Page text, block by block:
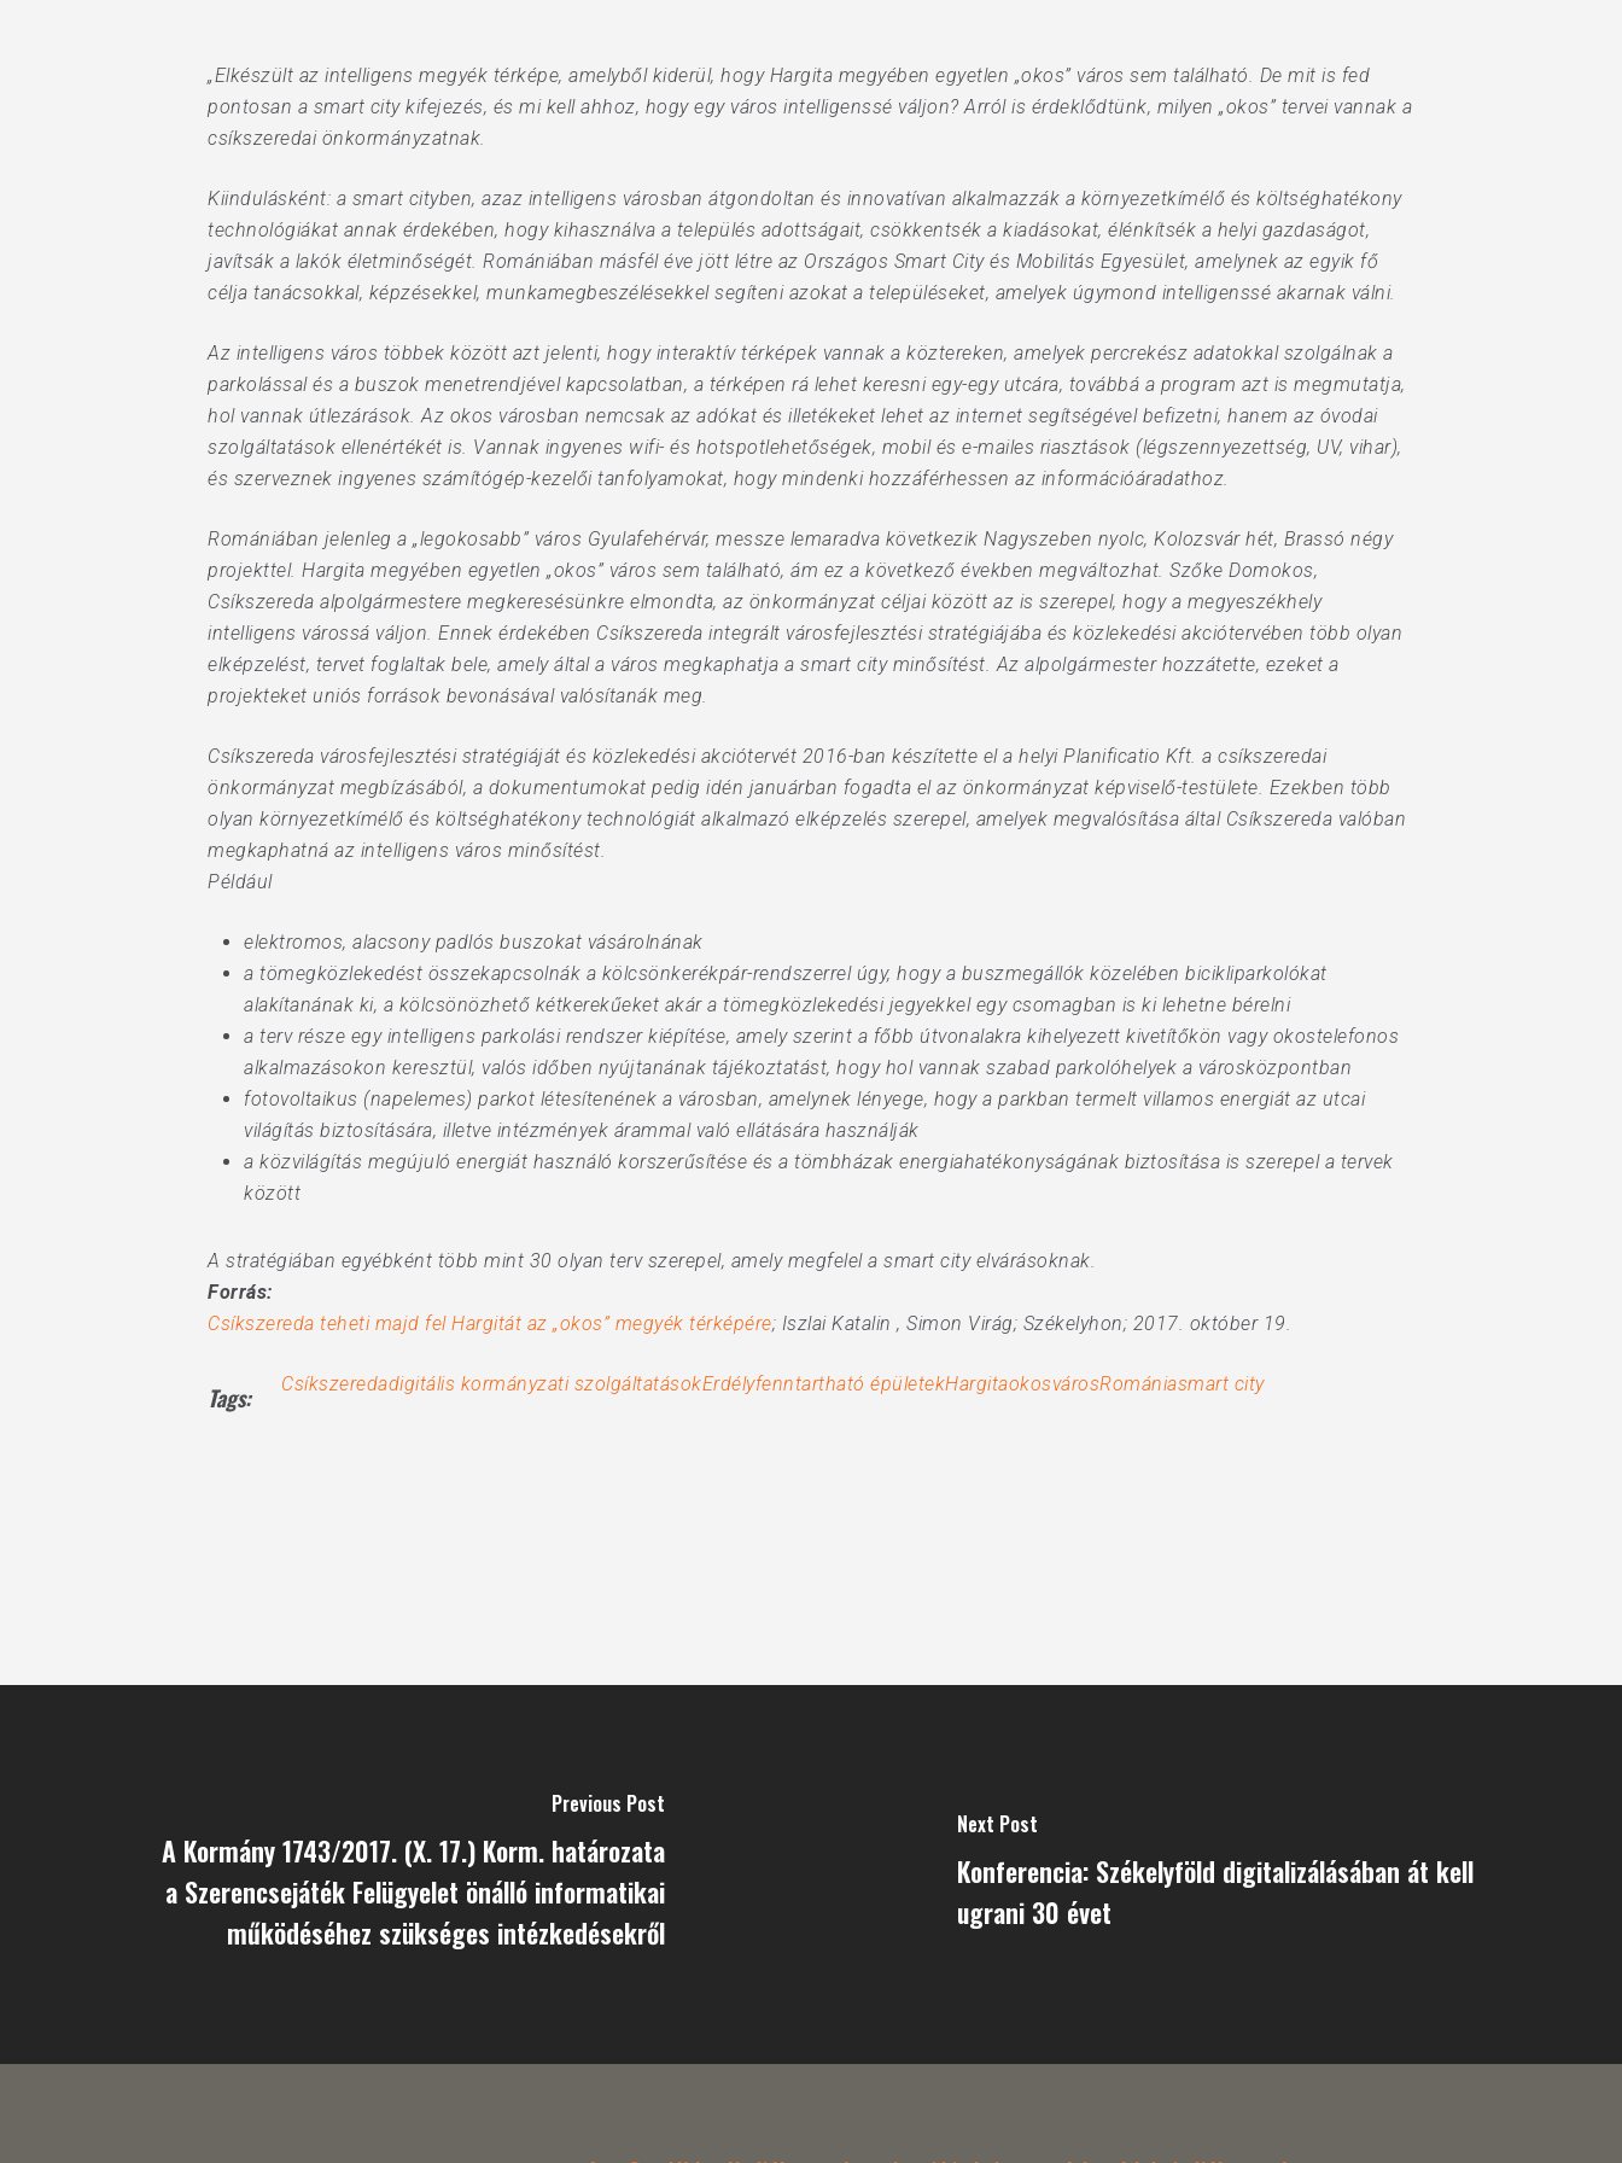
Hit enter to search or ESC to close
„Elkészült az intelligens megyék térképe, amelyből kiderül, hogy Hargita megyében egyetlen „okos” város sem található. De mit is fed
pontosan a smart city kifejezés, és mi kell ahhoz, hogy egy város intelligenssé váljon? Arról is érdeklődtünk, milyen „okos” tervei vannak a
csíkszeredai önkormányzatnak.
Kiindulásként: a smart cityben, azaz intelligens városban átgondoltan és innovatívan alkalmazzák a környezetkímélő és költséghatékony
technológiákat annak érdekében, hogy kihasználva a település adottságait, csökkentsék a kiadásokat, élénkítsék a helyi gazdaságot,
javítsák a lakók életminőségét. Romániában másfél éve jött létre az Országos Smart City és Mobilitás Egyesület, amelynek az egyik fő
célja tanácsokkal, képzésekkel, munkamegbeszélésekkel segíteni azokat a településeket, amelyek úgymond intelligenssé akarnak válni.
Az intelligens város többek között azt jelenti, hogy interaktív térképek vannak a köztereken, amelyek percrekész adatokkal szolgálnak a
parkolással és a buszok menetrendjével kapcsolatban, a térképen rá lehet keresni egy-egy utcára, továbbá a program azt is megmutatja,
hol vannak útlezárások. Az okos városban nemcsak az adókat és illetékeket lehet az internet segítségével befizetni, hanem az óvodai
szolgáltatások ellenértékét is. Vannak ingyenes wifi- és hotspotlehetőségek, mobil és e-mailes riasztások (légszennyezettség, UV, vihar),
és szerveznek ingyenes számítógép-kezelői tanfolyamokat, hogy mindenki hozzáférhessen az információáradathoz.
Romániában jelenleg a „legokosabb” város Gyulafehérvár, messze lemaradva következik Nagyszeben nyolc, Kolozsvár hét, Brassó négy
projekttel. Hargita megyében egyetlen „okos” város sem található, ám ez a következő években megváltozhat. Szőke Domokos,
Csíkszereda alpolgármestere megkeresésünkre elmondta, az önkormányzat céljai között az is szerepel, hogy a megyeszékhely
intelligens várossá váljon. Ennek érdekében Csíkszereda integrált városfejlesztési stratégiájába és közlekedési akciótervében több olyan
elképzelést, tervet foglaltak bele, amely által a város megkaphatja a smart city minősítést. Az alpolgármester hozzátette, ezeket a
projekteket uniós források bevonásával valósítanák meg.
Csíkszereda városfejlesztési stratégiáját és közlekedési akciótervét 2016-ban készítette el a helyi Planificatio Kft. a csíkszeredai
önkormányzat megbízásából, a dokumentumokat pedig idén januárban fogadta el az önkormányzat képviselő-testülete. Ezekben több
olyan környezetkímélő és költséghatékony technológiát alkalmazó elképzelés szerepel, amelyek megvalósítása által Csíkszereda valóban
megkaphatná az intelligens város minősítést.
Például
elektromos, alacsony padlós buszokat vásárolnának
a tömegközlekedést összekapcsolnák a kölcsönkerékpár-rendszerrel úgy, hogy a buszmegállók közelében bicikliparkolókat
alakítanának ki, a kölcsönözhető kétkerekűeket akár a tömegközlekedési jegyekkel egy csomagban is ki lehetne bérelni
a terv része egy intelligens parkolási rendszer kiépítése, amely szerint a főbb útvonalakra kihelyezett kivetítőkön vagy okostelefonos
alkalmazásokon keresztül, valós időben nyújtanának tájékoztatást, hogy hol vannak szabad parkolóhelyek a városközpontban
fotovoltaikus (napelemes) parkot létesítenének a városban, amelynek lényege, hogy a parkban termelt villamos energiát az utcai
világítás biztosítására, illetve intézmények árammal való ellátására használják
a közvilágítás megújuló energiát használó korszerűsítése és a tömbházak energiahatékonyságának biztosítása is szerepel a tervek
között
A stratégiában egyébként több mint 30 olyan terv szerepel, amely megfelel a smart city elvárásoknak.
Forrás:
Csíkszereda teheti majd fel Hargitát az „okos” megyék térképére; Iszlai Katalin , Simon Virág; Székelyhon; 2017. október 19.
Tags: Csíkszeredadigitális kormányzati szolgáltatásokErdélyfenntartható épületekHargitaokosvárosRomániasmart city
Previous Post
A Kormány 1743/2017. (X. 17.) Korm. határozata
a Szerencsejáték Felügyelet önálló informatikai
működéséhez szükséges intézkedésekről
Next Post
Konferencia: Székelyföld digitalizálásában át kell
ugrani 30 évet